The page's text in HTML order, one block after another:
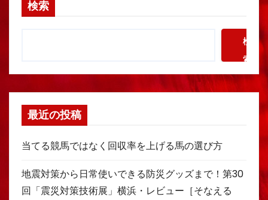
検索
検
索
最近の投稿
当てる競馬ではなく回収率を上げる馬の選び方
地震対策から日常使いできる防災グッズまで！第30
回「震災対策技術展」横浜・レビュー［そなえる